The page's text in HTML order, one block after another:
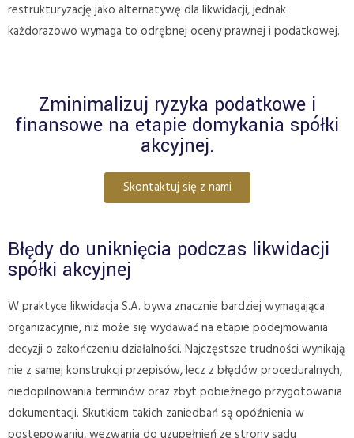
restrukturyzację jako alternatywę dla likwidacji, jednak
każdorazowo wymaga to odrębnej oceny prawnej i podatkowej.
Zminimalizuj ryzyka podatkowe i
finansowe na etapie domykania spółki
akcyjnej.
Skontaktuj się z nami
Błędy do uniknięcia podczas likwidacji
spółki akcyjnej
W praktyce likwidacja S.A. bywa znacznie bardziej wymagająca
organizacyjnie, niż może się wydawać na etapie podejmowania
decyzji o zakończeniu działalności. Najczęstsze trudności wynikają
nie z samej konstrukcji przepisów, lecz z błędów proceduralnych,
niedopilnowania terminów oraz zbyt pobieżnego przygotowania
dokumentacji. Skutkiem takich zaniedbań są opóźnienia w